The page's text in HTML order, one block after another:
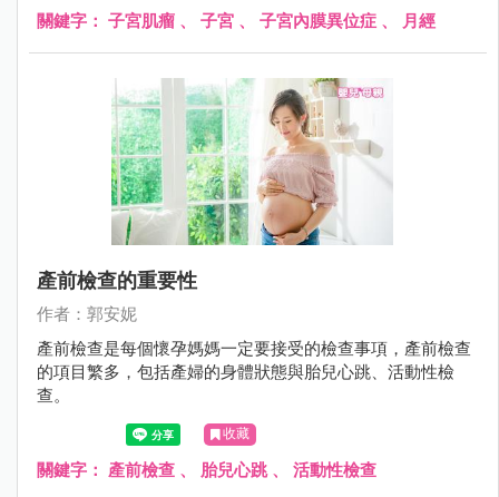
關鍵字： 子宮肌瘤 、 子宮 、 子宮內膜異位症 、 月經
產前檢查的重要性
作者：郭安妮
產前檢查是每個懷孕媽媽一定要接受的檢查事項，產前檢查
的項目繁多，包括產婦的身體狀態與胎兒心跳、活動性檢
查。
收藏
關鍵字： 產前檢查 、 胎兒心跳、 活動性檢查